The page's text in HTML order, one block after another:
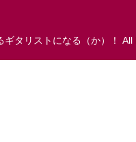
タリストになる（か）！ All